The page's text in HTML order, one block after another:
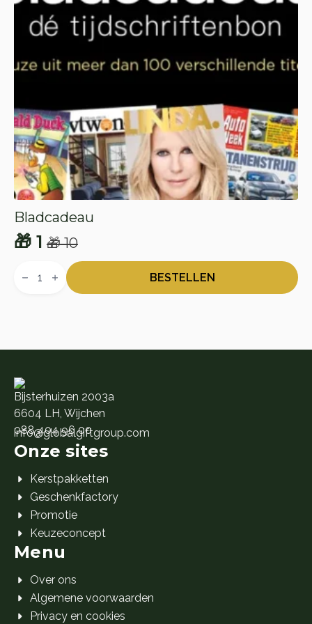
Bladcadeau
🎁10
Oorspronkelijke
prijs
🎁 1
Huidige
prijs
Bladcadeau
aantal
BESTELLEN
Bijsterhuizen 2003a
6604 LH, Wijchen
088 404 96 00
info@globalgiftgroup.com
Onze sites
Kerstpakketten
Geschenkfactory
Promotie
Keuzeconcept
Menu
Over ons
Algemene voorwaarden
Privacy en cookies